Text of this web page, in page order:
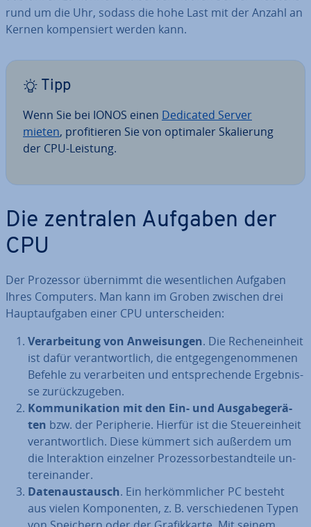
rund um die Uhr, sodass die hohe Last mit der Anzahl an
Kernen kom­pen­siert werden kann.
Tipp
Wenn Sie bei IONOS einen Dedicated Server
mieten, pro­fi­tie­ren Sie von optimaler Ska­lie­rung
der CPU-Leistung.
Die zentralen Aufgaben der
CPU
Der Prozessor übernimmt die we­sent­li­chen Aufgaben
Ihres Computers. Man kann im Groben zwischen drei
Haupt­auf­ga­ben einer CPU un­ter­schei­den:
Ver­ar­bei­tung von An­wei­sun­gen. Die Re­chen­ein­heit
ist dafür ver­ant­wort­lich, die ent­ge­gen­ge­nom­me­nen
Befehle zu ver­ar­bei­ten und ent­spre­chen­de Er­geb­nis­
se zu­rück­zu­ge­ben.
Kom­mu­ni­ka­ti­on mit den Ein- und Aus­ga­be­ge­rä­
ten bzw. der Pe­ri­phe­rie. Hierfür ist die Steu­er­ein­heit
ver­ant­wort­lich. Diese kümmert sich außerdem um
die In­ter­ak­ti­on einzelner Pro­zes­sor­be­stand­tei­le un­
ter­ein­an­der.
Da­ten­aus­tausch. Ein her­kömm­li­cher PC besteht
aus vielen Kom­po­nen­ten, z. B. ver­schie­de­nen Typen